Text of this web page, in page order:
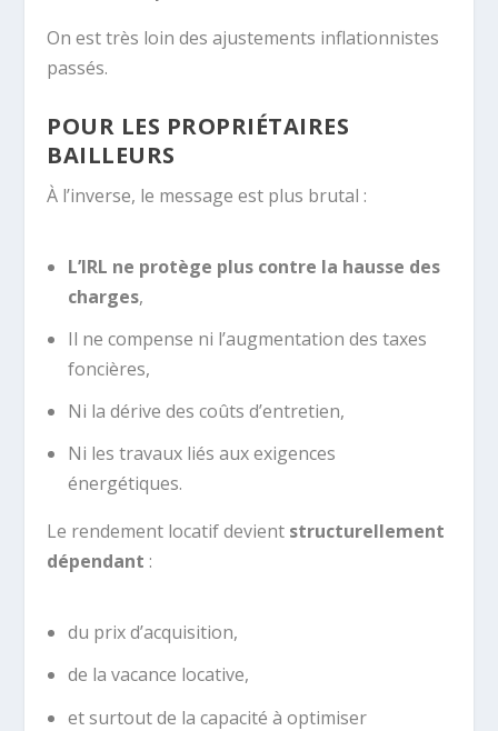
On est très loin des ajustements inflationnistes
passés.
POUR LES PROPRIÉTAIRES
BAILLEURS
À l’inverse, le message est plus brutal :
L’IRL ne protège plus contre la hausse des
charges,
Il ne compense ni l’augmentation des taxes
foncières,
Ni la dérive des coûts d’entretien,
Ni les travaux liés aux exigences
énergétiques.
Le rendement locatif devient structurellement
dépendant :
du prix d’acquisition,
de la vacance locative,
et surtout de la capacité à optimiser